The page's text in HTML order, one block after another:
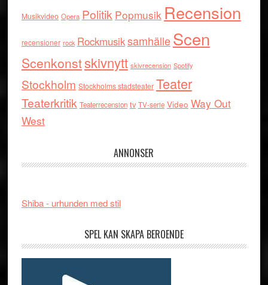
Musikvideo Opera Politik Popmusik Recension
recensioner rock RockmusiksamhälleScen
Scenkonstskivnytt skivrecension Spotify
Stockholm Stockholms stadsteater Teater
Teaterkritik Teaterrecension tv TV-serie Video Way Out
West
ANNONSER
Shiba - urhunden med stil
SPEL KAN SKAPA BEROENDE